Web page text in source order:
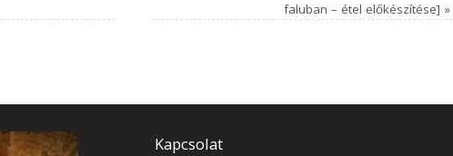
faluban – étel előkészítése] »
Kapcsolat